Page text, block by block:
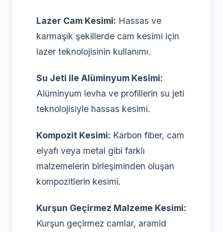
Lazer Cam Kesimi: Hassas ve
karmaşık şekillerde cam kesimi için
lazer teknolojisinin kullanımı.
Su Jeti ile Alüminyum Kesimi:
Alüminyum levha ve profillerin su jeti
teknolojisiyle hassas kesimi.
Kompozit Kesimi: Karbon fiber, cam
elyafı veya metal gibi farklı
malzemelerin birleşiminden oluşan
kompozitlerin kesimi.
Kurşun Geçirmez Malzeme Kesimi:
Kurşun geçirmez camlar, aramid